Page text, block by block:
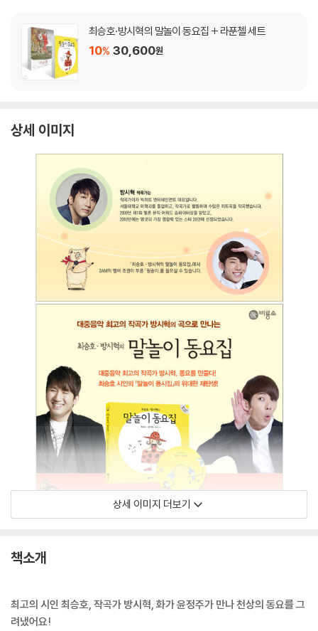
최승호·방시혁의 말놀이 동요집 + 라푼첼 세트
10% 30,600원
상세 이미지
상세 이미지 더보기
책소개
최고의 시인 최승호, 작곡가 방시혁, 화가 윤정주가 만나 천상의 동요를 그
려냈어요!